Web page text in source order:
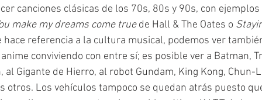
canciones clásicas de los 70s, 80s y 90s, con
make my dreams come true de Hall & The Oates o
hace referencia a la cultura musical, podemos ver
conviviendo con entre sí; es posible ver a Batman,
al Gigante de Hierro, al robot Gundam, King Kong, Chun-
otros. Los vehículos tampoco se quedan atrás puesto